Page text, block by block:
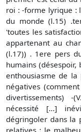
roi : -forme lyrique :
du monde (l.15)
'toutes les
appartenant au
(l.17)) . 1ere pers
humains (désespoir,
enthousiasme de
négatives
divertissements)
nécessité [...]
dégringoler dans la